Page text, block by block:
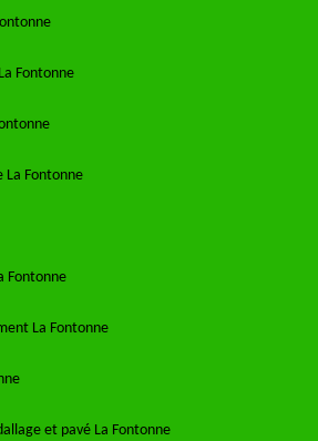
Fontonne
La Fontonne
Fontonne
La Fontonne
et pavé La Fontonne